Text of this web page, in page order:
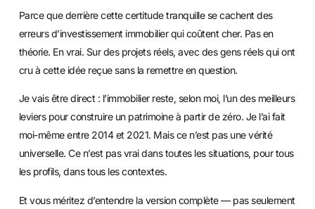
Parce que derrière cette certitude tranquille se cachent des
erreurs d’investissement immobilier qui coûtent cher. Pas en
théorie. En vrai. Sur des projets réels, avec des gens réels qui ont
cru à cette idée reçue sans la remettre en question.
Je vais être direct : l’immobilier reste, selon moi, l’un des meilleurs
leviers pour construire un patrimoine à partir de zéro. Je l’ai fait
moi-même entre 2014 et 2021. Mais ce n’est pas une vérité
universelle. Ce n’est pas vrai dans toutes les situations, pour tous
les profils, dans tous les contextes.
Et vous méritez d’entendre la version complète — pas seulement